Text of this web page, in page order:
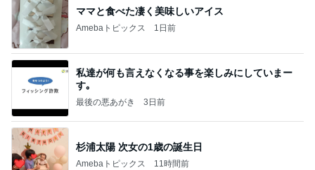
ママと食べた凄く美味しいアイス
Amebaトピックス 1日前
私達が何も言えなくなる事を楽しみにしていまー
す｡
最後の悪あがき 3日前
杉浦太陽 次女の1歳の誕生日
Amebaトピックス 11時間前